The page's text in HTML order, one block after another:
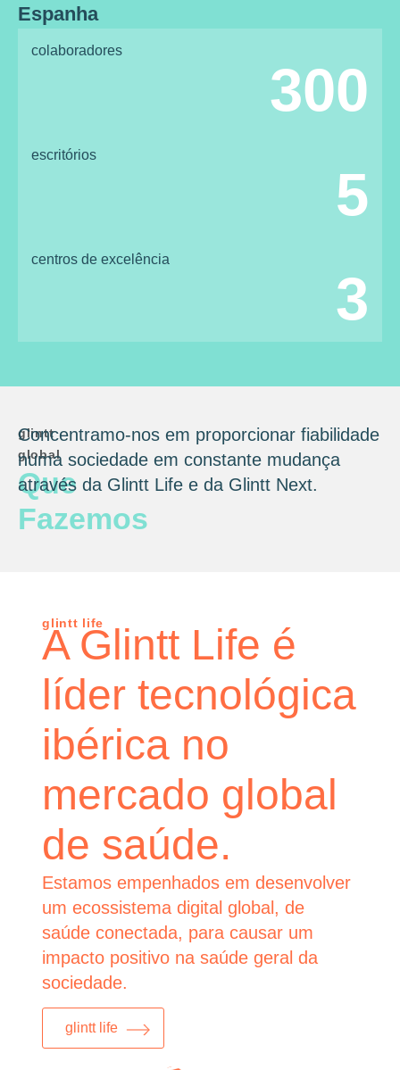
Espanha
colaboradores
300
escritórios
5
centros de excelência
3
glintt
global
Que
Fazemos
Concentramo-nos em proporcionar fiabilidade
numa sociedade em constante mudança
através da Glintt Life e da Glintt Next.
glintt life
A Glintt Life é
líder tecnológica
ibérica no
mercado global
de saúde.
Estamos empenhados em desenvolver
um ecossistema digital global, de
saúde conectada, para causar um
impacto positivo na saúde geral da
sociedade.
glintt life